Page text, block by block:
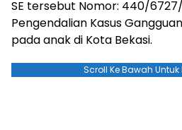
SE tersebut Nomor: 440/
Pengendalian Kasus
pada anak di Kota Bekasi.
Scroll Ke Bawah